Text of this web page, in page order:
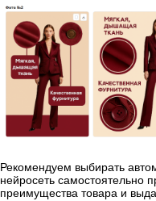
Рекомендуем выбирать
нейросеть самостоятельно
преимущества товара и